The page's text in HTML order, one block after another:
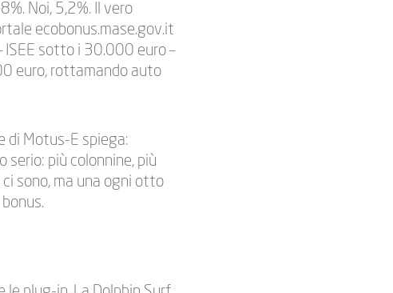
Noi, 5,2%. Il vero
ecobonus.mase.gov.it
ISEE sotto i 30.000 euro –
euro, rottamando auto
di Motus-E spiega:
serio: più colonnine, più
sono, ma una ogni otto